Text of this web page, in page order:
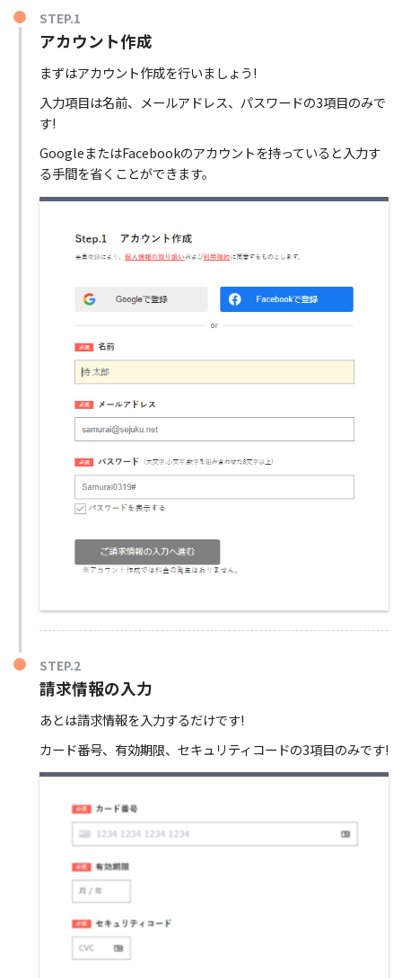
STEP.1
アカウント作成
まずはアカウント作成を行いましょう!
入力項目は名前、メールアドレス、パスワードの3項目のみで
す!
GoogleまたはFacebookのアカウントを持っていると入力す
る手間を省くことができます。
STEP.2
請求情報の入力
あとは請求情報を入力するだけです!
カード番号、有効期限、セキュリティコードの3項目のみです!